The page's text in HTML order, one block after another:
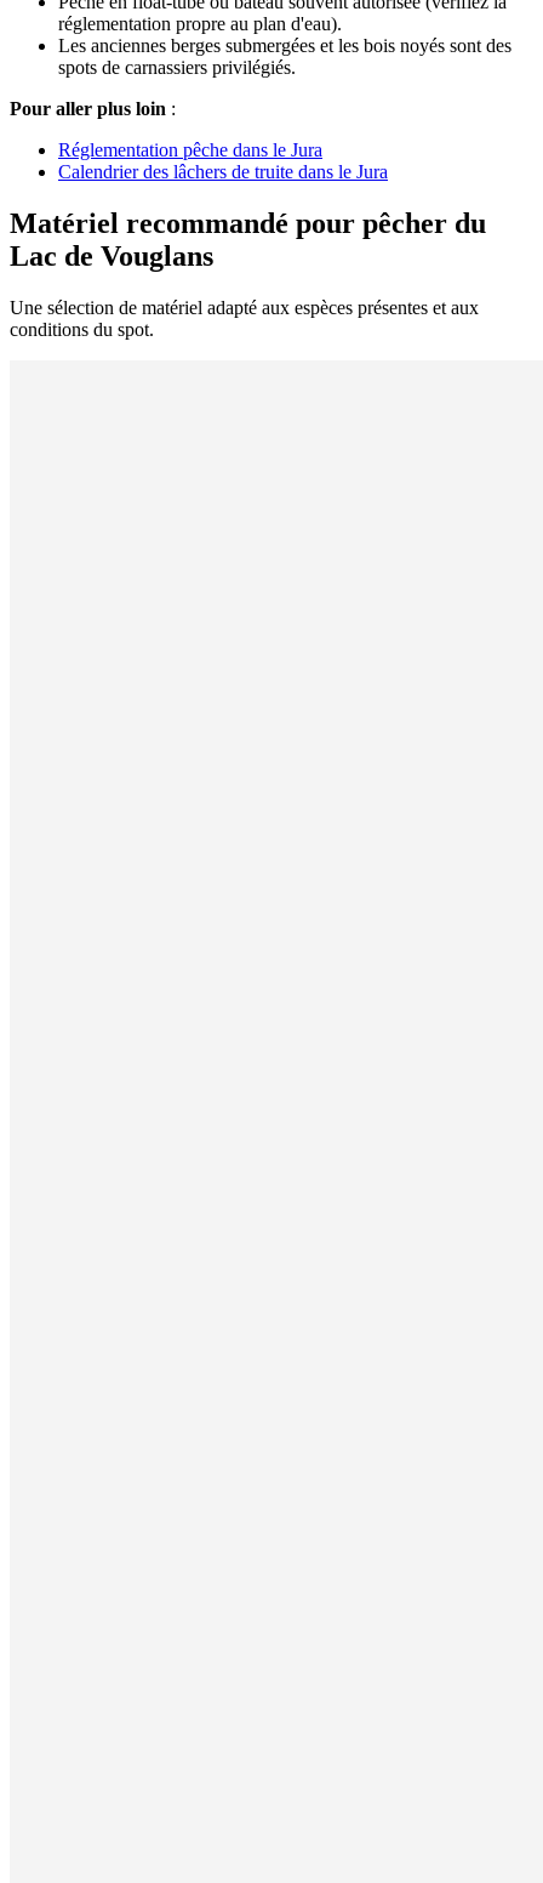
réglementation propre au plan d'eau).
Les anciennes berges submergées et les bois noyés sont des
spots de carnassiers privilégiés.
Pour aller plus loin :
Réglementation pêche dans le Jura
Calendrier des lâchers de truite dans le Jura
Matériel recommandé pour pêcher du
Lac de Vouglans
Une sélection de matériel adapté aux espèces présentes et aux
conditions du spot.